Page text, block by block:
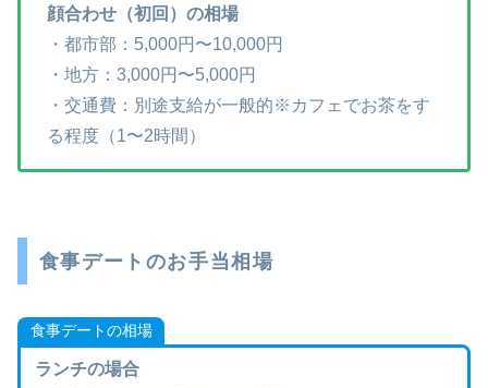
顔合わせ（初回）の相場
・都市部：5,000円〜10,000円
・地方：3,000円〜5,000円
・交通費：別途支給が一般的※カフェでお茶をす
る程度（1〜2時間）
食事デートのお手当相場
食事デートの相場
ランチの場合